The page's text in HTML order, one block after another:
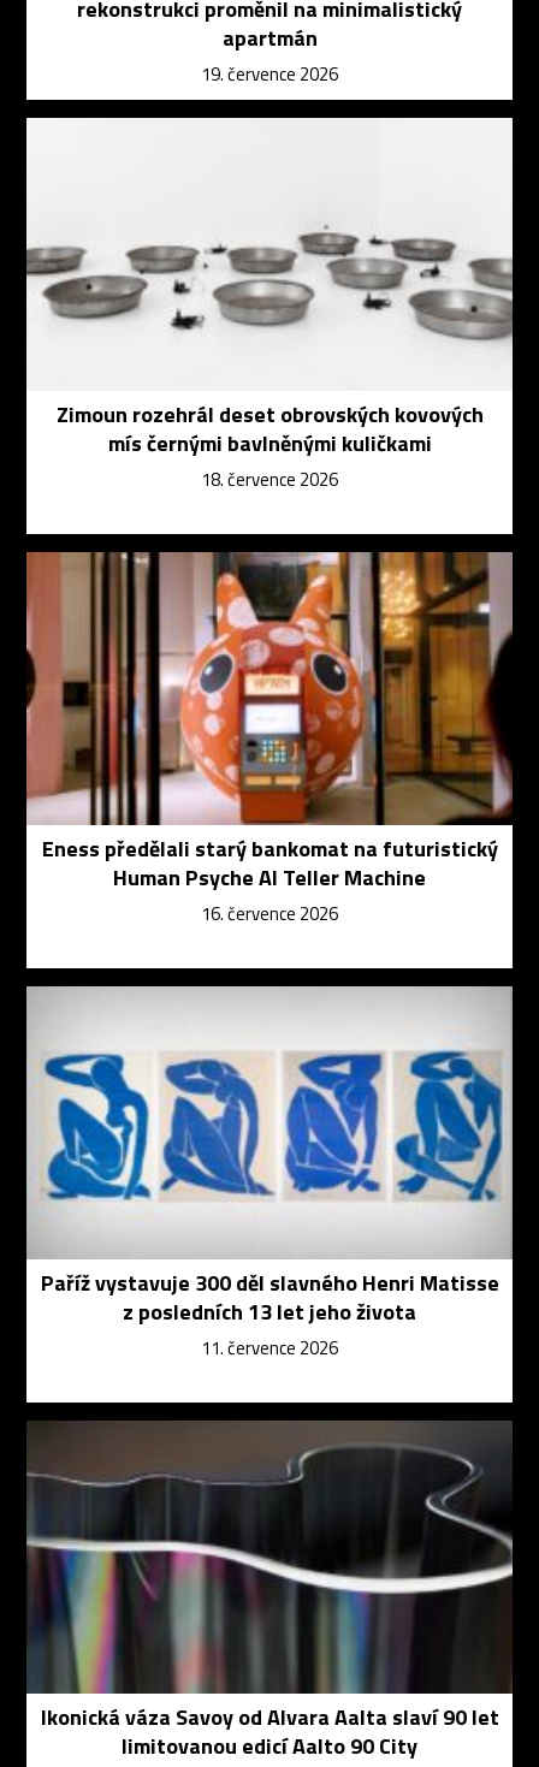
rekonstrukci proměnil na minimalistický
apartmán
19. července 2026
Zimoun rozehrál deset obrovských kovových
mís černými bavlněnými kuličkami
18. července 2026
Eness předělali starý bankomat na futuristický
Human Psyche AI Teller Machine
16. července 2026
Paříž vystavuje 300 děl slavného Henri Matisse
z posledních 13 let jeho života
11. července 2026
Ikonická váza Savoy od Alvara Aalta slaví 90 let
limitovanou edicí Aalto 90 City